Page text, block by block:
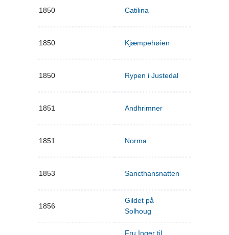
1850 Catilina
1850 Kjæmpehøien
1850 Rypen i Justedal
1851 Andhrimner
1851 Norma
1853 Sancthansnatten
1856
Gildet på
Solhoug
Fru Inger til